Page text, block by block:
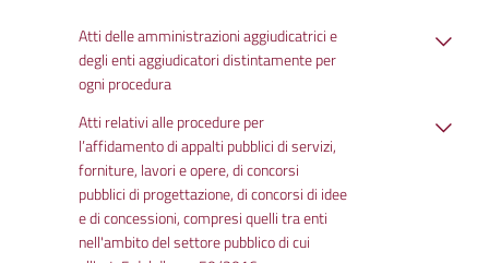
Atti delle amministrazioni aggiudicatrici e
degli enti aggiudicatori distintamente per
ogni procedura
Atti relativi alle procedure per
l’affidamento di appalti pubblici di servizi,
forniture, lavori e opere, di concorsi
pubblici di progettazione, di concorsi di idee
e di concessioni, compresi quelli tra enti
nell'ambito del settore pubblico di cui